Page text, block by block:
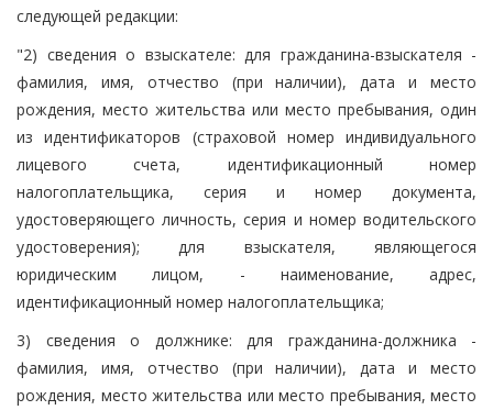
следующей редакции:
"2) сведения о взыскателе: для гражданина-взыскателя -
фамилия, имя, отчество (при наличии), дата и место
рождения, место жительства или место пребывания, один
из идентификаторов (страховой номер индивидуального
лицевого счета, идентификационный номер
налогоплательщика, серия и номер документа,
удостоверяющего личность, серия и номер водительского
удостоверения); для взыскателя, являющегося
юридическим лицом, - наименование, адрес,
идентификационный номер налогоплательщика;
3) сведения о должнике: для гражданина-должника -
фамилия, имя, отчество (при наличии), дата и место
рождения, место жительства или место пребывания, место